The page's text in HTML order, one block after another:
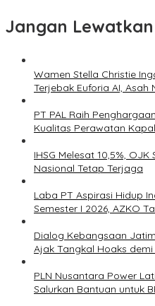
Jangan Lewatkan
Wamen Stella Christie
Terjebak Euforia AI, Asah
PT PAL Raih
Kualitas Perawatan
IHSG Melesat 10,5%,
Nasional Tetap Terjaga
Laba PT Aspirasi Hidup
Semester I 2026, AZKO
Dialog Kebangsaan
Ajak Tangkal Hoaks
PLN Nusantara Power
Salurkan Bantuan untuk